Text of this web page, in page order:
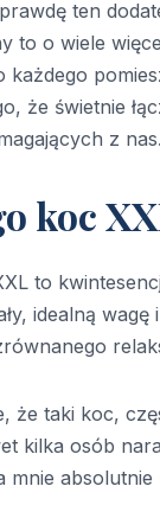
ten
to o wiele
każdego
że świetnie
z nas.
koc
to
idealną
że taki koc,
kilka osób
mnie